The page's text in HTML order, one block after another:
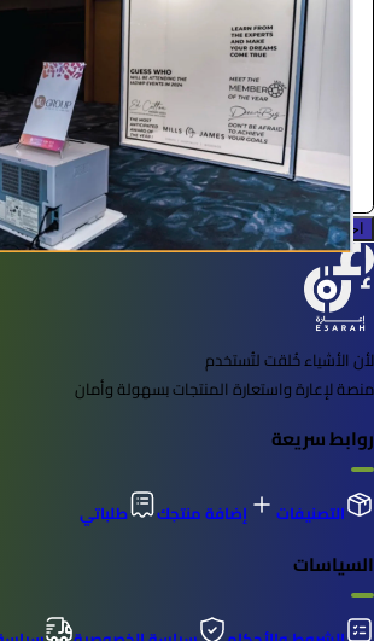
/ اليوم
الرياض
مستلزمات التصوير
احجز الآن
لأن الأشياء خُلقت لتُستخدم
منصة لإعارة واستعارة المنتجات بسهولة وأمان
روابط سريعة
التصنيفات إضافة منتجك طلباتي
السياسات